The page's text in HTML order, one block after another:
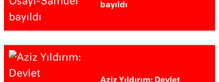
bayıldı
Aziz Yıldırım: Devlet